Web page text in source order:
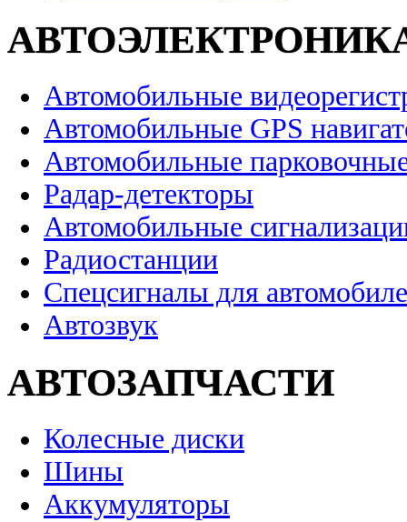
Автомобильные
Автомобильные GPS
Автомобильные
Радар-детекторы
Автомобильные
Радиостанции
Спецсигналы для
Автозвук
АВТОЗАПЧАСТИ
Колесные диски
Шины
Аккумуляторы